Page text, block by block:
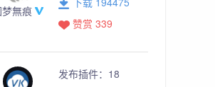
梦無痕
赞赏 339
发布插件： 18